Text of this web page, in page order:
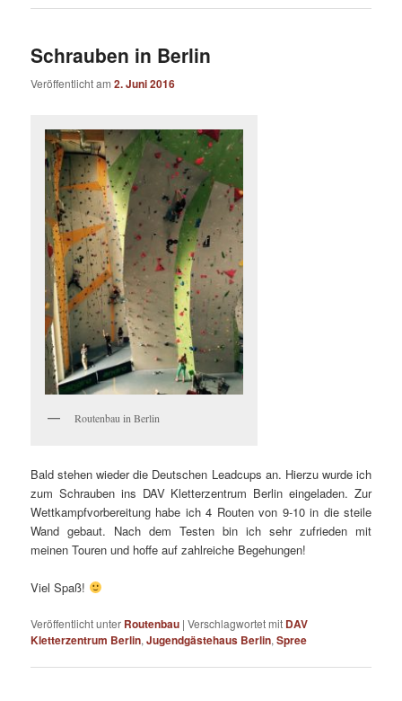
Schrauben in Berlin
Veröffentlicht am2. Juni 2016
Routenbau in Berlin
Bald stehen wieder die Deutschen Leadcups an. Hierzu wurde ich
zum Schrauben ins DAV Kletterzentrum Berlin eingeladen. Zur
Wettkampfvorbereitung habe ich 4 Routen von 9-10 in die steile
Wand gebaut. Nach dem Testen bin ich sehr zufrieden mit
meinen Touren und hoffe auf zahlreiche Begehungen!
Viel Spaß!
Veröffentlicht unter Routenbau |Verschlagwortet mit DAV
Kletterzentrum Berlin,Jugendgästehaus Berlin,Spree